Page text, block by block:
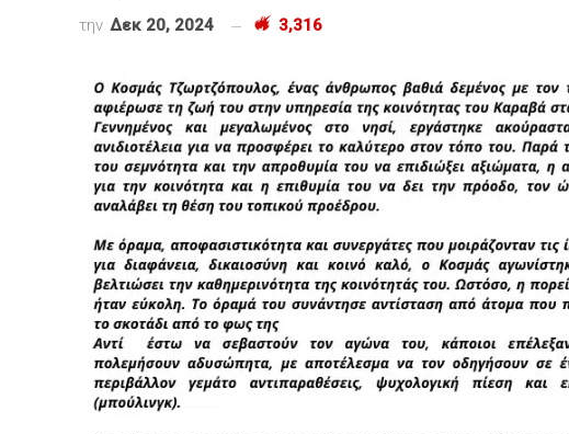
την Δεκ 20, 2024 3,316